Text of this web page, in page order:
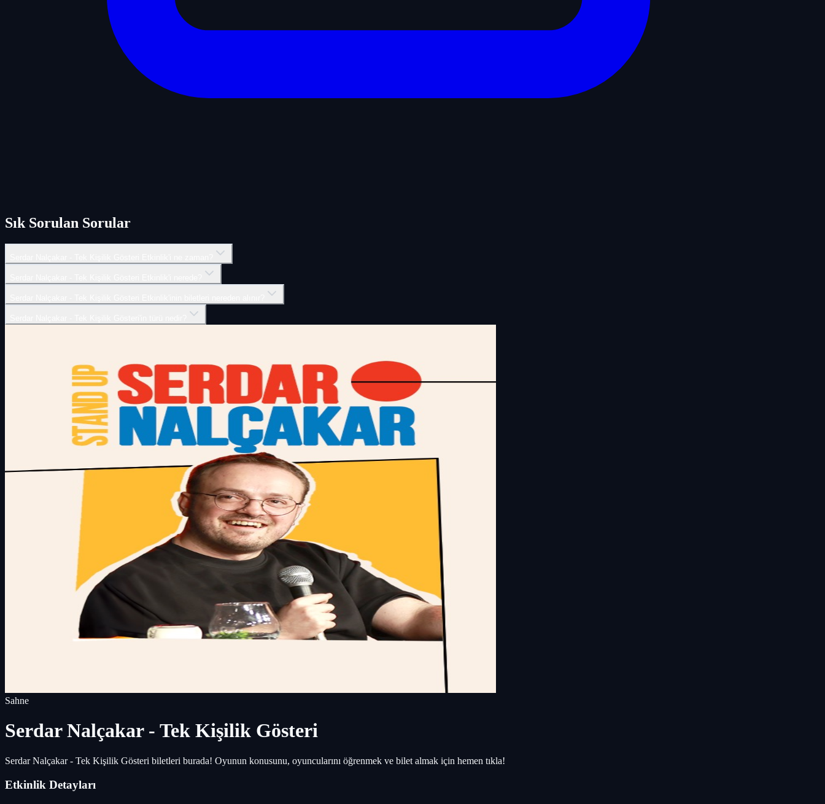
Sık Sorulan Sorular
Sahne
Serdar Nalçakar - Tek Kişilik Gösteri
Serdar Nalçakar - Tek Kişilik Gösteri biletleri burada! Oyunun konusunu, oyuncularını öğrenmek ve bilet almak için hemen tıkla!
Etkinlik Detayları